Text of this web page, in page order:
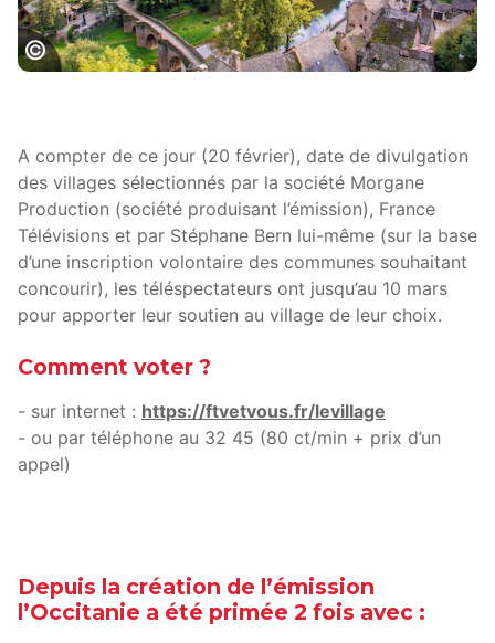
A compter de ce jour (20 février), date de divulgation
des villages sélectionnés par la société Morgane
Production (société produisant l’émission), France
Télévisions et par Stéphane Bern lui-même (sur la base
d’une inscription volontaire des communes souhaitant
concourir), les téléspectateurs ont jusqu’au 10 mars
pour apporter leur soutien au village de leur choix.
Comment voter ?
- sur internet : https://ftvetvous.fr/levillage
- ou par téléphone au 32 45 (80 ct/min + prix d’un
appel)
Depuis la création de l’émission
l’Occitanie a été primée 2 fois avec :